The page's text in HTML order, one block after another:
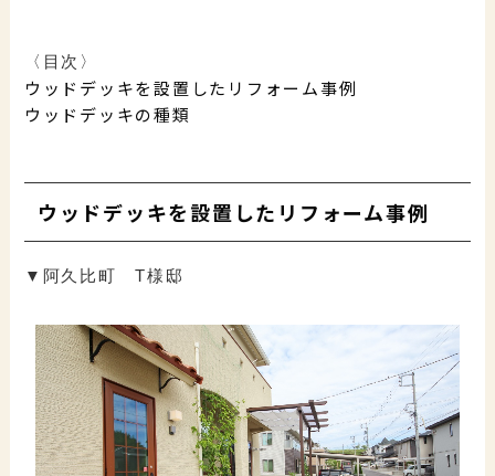
〈目次〉
ウッドデッキを設置したリフォーム事例
ウッドデッキの種類
ウッドデッキを設置したリフォーム事例
▼阿久比町 T様邸